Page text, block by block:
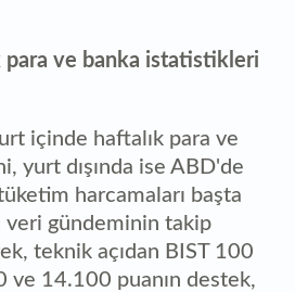
para ve banka istatistikleri
içinde haftalık para ve
yurt dışında ise ABD'de
harcamaları başta
veri gündeminin takip
teknik açıdan BIST 100
ve 14.100 puanın destek,